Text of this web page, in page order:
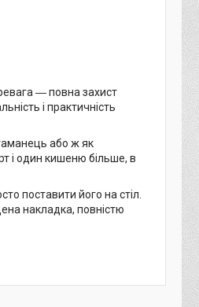
― повна захист
і практичність
або ж як
і один кишеню більше, в
поставити його на стіл.
накладка, повністю